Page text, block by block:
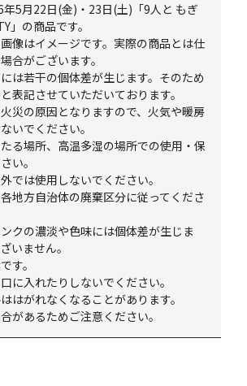
5月22日(金)・23日(土)「9人と もぎ
」の商品です。
像はイメージです。実際の商品とは仕
合がございます。
は若干の個体差が生じます。そのため
表記させていただいております。
災の原因となりますので、火気や暖房
いでください。
る場所、高温多湿の場所での使用・保
い。
では使用しないでください。
地方自治体の廃棄区分に従ってくださ
クの濃淡や色味には個体差が生じま
いません。
す。
に入れたりしないでください。
はがれなくなることがあります。
があるためご注意ください。